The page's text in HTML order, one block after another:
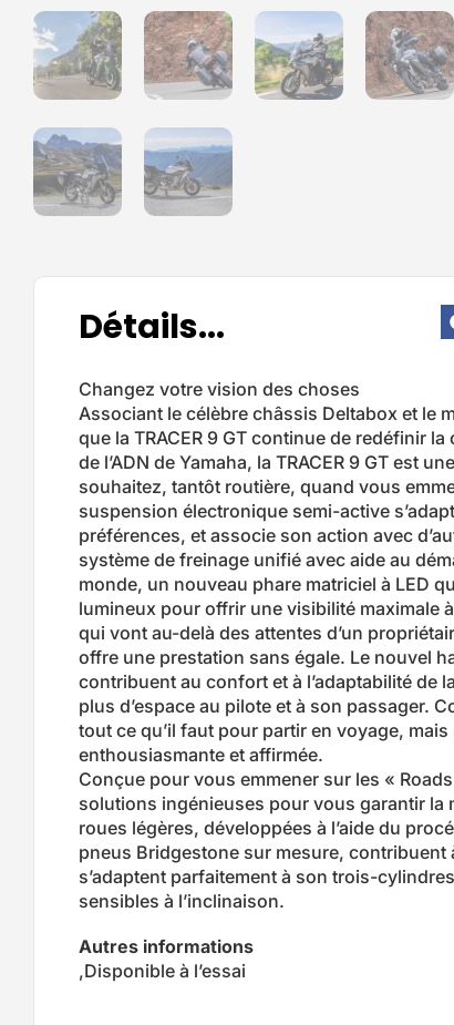
Détails...
Changez votre vision des choses
Associant le célèbre châssis Deltabox et le
que la TRACER 9 GT continue de redéfinir
de l’ADN de Yamaha, la TRACER 9 GT est
souhaitez, tantôt routière, quand vous
suspension électronique semi-active
préférences, et associe son action avec
système de freinage unifié avec aide au
monde, un nouveau phare matriciel à LED
lumineux pour offrir une visibilité maximale
qui vont au-delà des attentes d’un
offre une prestation sans égale. Le nouvel
contribuent au confort et à l’adaptabilité de
plus d’espace au pilote et à son passager.
tout ce qu’il faut pour partir en voyage,
enthousiasmante et affirmée.
Conçue pour vous emmener sur les «
solutions ingénieuses pour vous garantir la
roues légères, développées à l’aide du
pneus Bridgestone sur mesure, contribuent
s’adaptent parfaitement à son trois-
sensibles à l’inclinaison.
Autres informations
,Disponible à l’essai